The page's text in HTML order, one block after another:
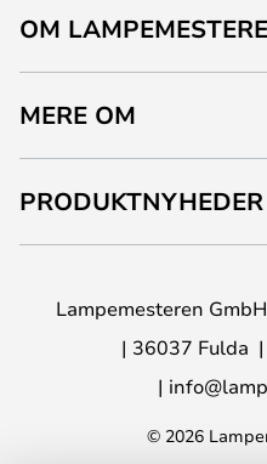
OM
MERE OM
PRODUKTNYHEDER
Lampemesteren GmbH
36037 Fulda
© 2026